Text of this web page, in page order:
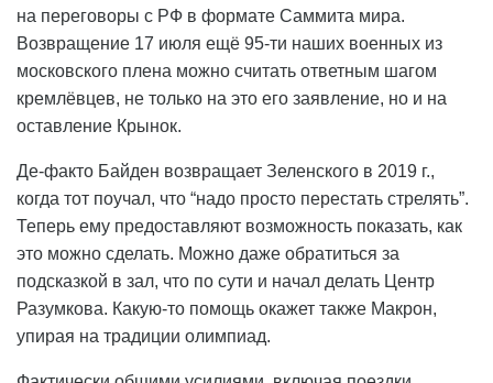
на переговоры с РФ в формате Саммита мира.
Возвращение 17 июля ещё 95-ти наших военных из
московского плена можно считать ответным шагом
кремлёвцев, не только на это его заявление, но и на
оставление Крынок.
Де-факто Байден возвращает Зеленского в 2019 г.,
когда тот поучал, что “надо просто перестать стрелять”.
Теперь ему предоставляют возможность показать, как
это можно сделать. Можно даже обратиться за
подсказкой в зал, что по сути и начал делать Центр
Разумкова. Какую-то помощь окажет также Макрон,
упирая на традиции олимпиад.